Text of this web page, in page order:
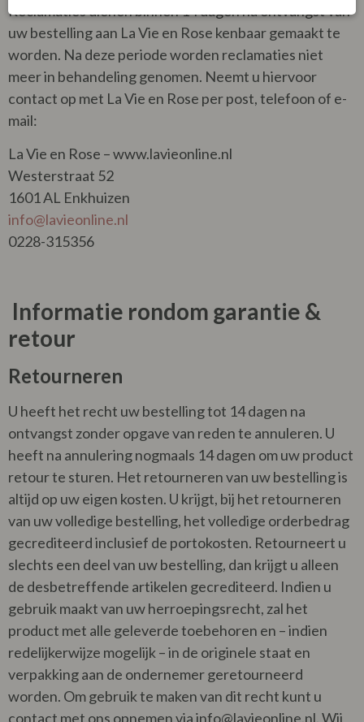
Reclamaties dienen binnen 14 dagen na ontvangst van
uw bestelling aan La Vie en Rose kenbaar gemaakt te
worden. Na deze periode worden reclamaties niet
meer in behandeling genomen. Neemt u hiervoor
contact op met La Vie en Rose per post, telefoon of e-
mail:
La Vie en Rose – www.lavieonline.nl
Westerstraat 52
1601 AL Enkhuizen
info@lavieonline.nl
0228-315356
Informatie rondom garantie &
retour
Retourneren
U heeft het recht uw bestelling tot 14 dagen na
ontvangst zonder opgave van reden te annuleren. U
heeft na annulering nogmaals 14 dagen om uw product
retour te sturen. Het retourneren van uw bestelling is
altijd op uw eigen kosten. U krijgt, bij het retourneren
van uw volledige bestelling, het volledige orderbedrag
gecrediteerd inclusief de portokosten. Retourneert u
slechts een deel van uw bestelling, dan krijgt u alleen
de desbetreffende artikelen gecrediteerd. Indien u
gebruik maakt van uw herroepingsrecht, zal het
product met alle geleverde toebehoren en – indien
redelijkerwijze mogelijk – in de originele staat en
verpakking aan de ondernemer geretourneerd
worden. Om gebruik te maken van dit recht kunt u
contact met ons opnemen viainfo@lavieonline.nl. Wij